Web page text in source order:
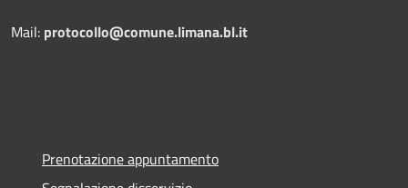
Mail: protocollo@comune.limana.bl.it
Prenotazione appuntamento